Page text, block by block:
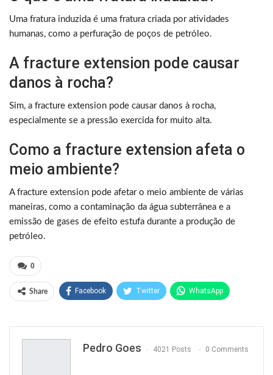
Uma fratura induzida é uma fratura criada por atividades
humanas, como a perfuração de poços de petróleo.
A fracture extension pode causar
danos à rocha?
Sim, a fracture extension pode causar danos à rocha,
especialmente se a pressão exercida for muito alta.
Como a fracture extension afeta o
meio ambiente?
A fracture extension pode afetar o meio ambiente de várias
maneiras, como a contaminação da água subterrânea e a
emissão de gases de efeito estufa durante a produção de
petróleo.
0
Share Facebook Twitter WhatsApp
Pedro Goes 4021 Posts 0 Comments